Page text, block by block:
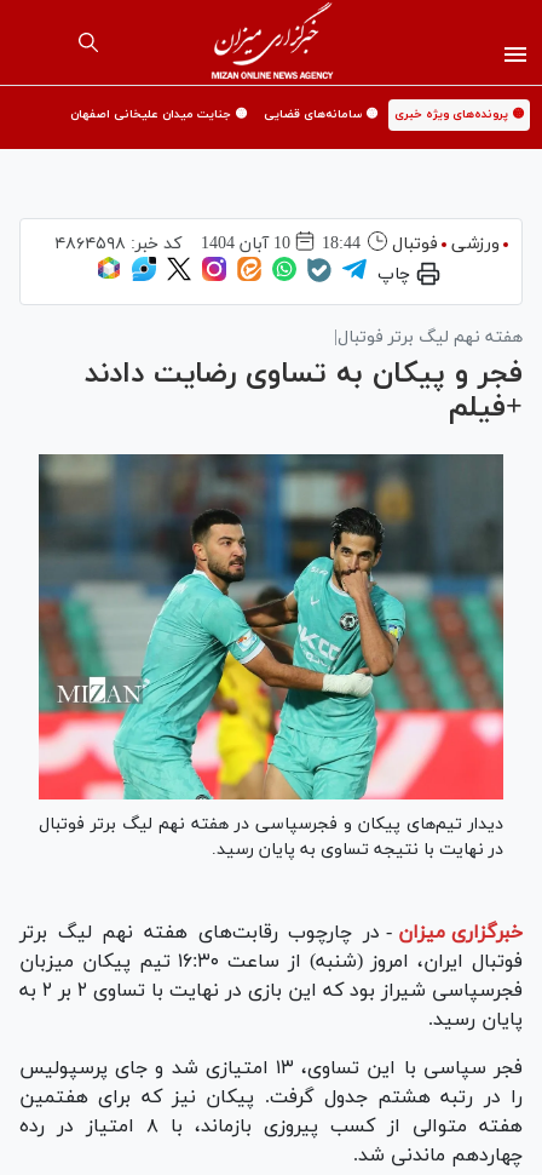
🟡 پرونده‌های ویژه خبری 🟡 سامانه‌های قضایی 🟡 جنایت میدان علیخانی اصفهان
ورزشی فوتبال 18:44 10 آبان 1404 کد خبر: ۴۸۶۴۵۹۸
چاپ
هفته نهم لیگ برتر فوتبال|
فجر و پیکان به تساوی رضایت دادند
+فیلم
دیدار تیم‌های پیکان و فجرسپاسی در هفته نهم لیگ برتر فوتبال
در نهایت با نتیجه تساوی به پایان رسید.
خبرگزاری میزان - در چارچوب رقابت‌های هفته نهم لیگ برتر
فوتبال ایران، امروز (شنبه) از ساعت ۱۶:۳۰ تیم پیکان میزبان
فجرسپاسی شیراز بود که این بازی در نهایت با تساوی ۲ بر ۲ به
پایان رسید.
فجر سپاسی با این تساوی، ۱۳ امتیازی شد و جای پرسپولیس
را در رتبه هشتم جدول گرفت. پیکان نیز که برای هفتمین
هفته متوالی از کسب پیروزی بازماند، با ۸ امتیاز در رده
چهاردهم ماندنی شد.